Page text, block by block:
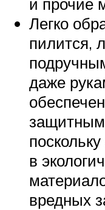
Легко
пилится,
даже
в
вредных